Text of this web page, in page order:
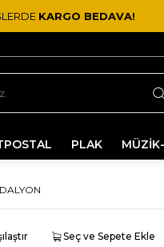
KARGO BEDAVA!
PLAK
Seç ve Sepete Ekle